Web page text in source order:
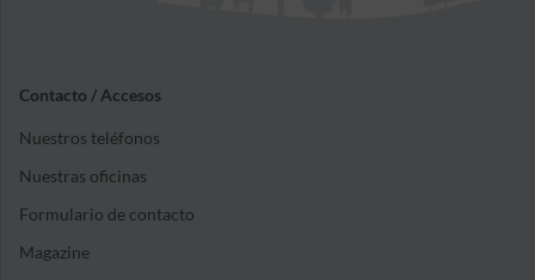
Contacto / Accesos
Nuestros teléfonos
Nuestras oficinas
Formulario de contacto
Magazine